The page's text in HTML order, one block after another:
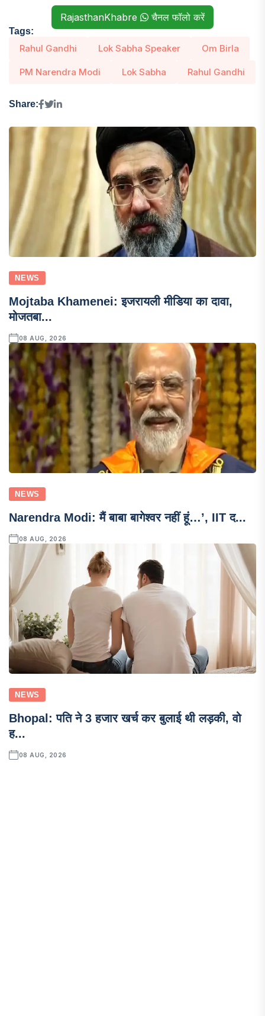
RajasthanKhabre चैनल फॉलो करें
Tags:
Rahul Gandhi Lok Sabha Speaker Om Birla
PM Narendra Modi Lok Sabha Rahul Gandhi
Share:
NEWS
Mojtaba Khamenei: इजरायली मीडिया का दावा,
मोजतबा...
08 AUG, 2026
NEWS
Narendra Modi: मैं बाबा बागेश्वर नहीं हूं…’, IIT द...
08 AUG, 2026
NEWS
Bhopal: पति ने 3 हजार खर्च कर बुलाई थी लड़की, वो
ह...
08 AUG, 2026